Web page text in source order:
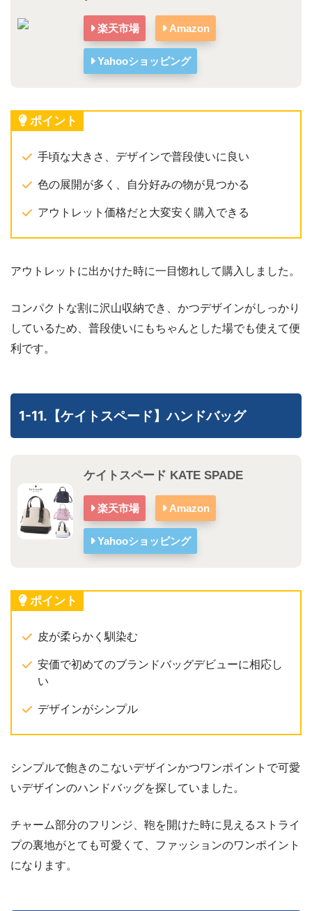
楽天市場 Amazon
Yahooショッピング
ポイント
手頃な大きさ、デザインで普段使いに良い
色の展開が多く、自分好みの物が見つかる
アウトレット価格だと大変安く購入できる
アウトレットに出かけた時に一目惚れして購入しました。
コンパクトな割に沢山収納でき、かつデザインがしっかり
しているため、普段使いにもちゃんとした場でも使えて便
利です。
1-11.【ケイトスペード】ハンドバッグ
ケイトスペード KATE SPADE
楽天市場 Amazon
Yahooショッピング
ポイント
皮が柔らかく馴染む
安価で初めてのブランドバッグデビューに相応し
い
デザインがシンプル
シンプルで飽きのこないデザインかつワンポイントで可愛
いデザインのハンドバッグを探していました。
チャーム部分のフリンジ、鞄を開けた時に見えるストライ
プの裏地がとても可愛くて、ファッションのワンポイント
になります。